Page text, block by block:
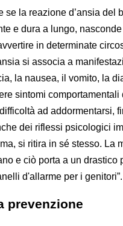
se la reazione d’ansia
e dura a lungo,
in determinate
si associa a
la nausea, il vomito, la
sintomi
ad addormentarsi,
dei riflessi psicologici
si ritira in sé stesso. La
e ciò porta a un drastico
d'allarme per i genitori”.
prevenzione